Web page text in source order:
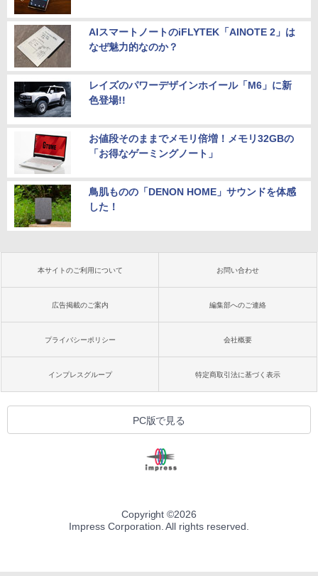
AIスマートノートのiFLYTEK「AINOTE 2」は
なぜ魅力的なのか？
レイズのパワーデザインホイール「M6」に新
色登場!!
お値段そのままでメモリ倍増！メモリ32GBの
「お得なゲーミングノート」
鳥肌ものの「DENON HOME」サウンドを体感
した！
本サイトのご利用について お問い合わせ
広告掲載のご案内 編集部へのご連絡
プライバシーポリシー 会社概要
インプレスグループ 特定商取引法に基づく表示
PC版で見る
Copyright ©2026
Impress Corporation. All rights reserved.